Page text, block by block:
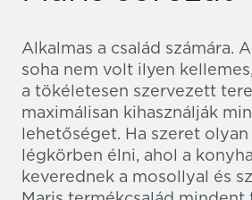
Alkalmas a család számára.
soha nem volt ilyen
a tökéletesen szervezett
maximálisan kihasználják
lehetőséget. Ha szeret
légkörben élni, ahol a
keverednek a mosollyal és